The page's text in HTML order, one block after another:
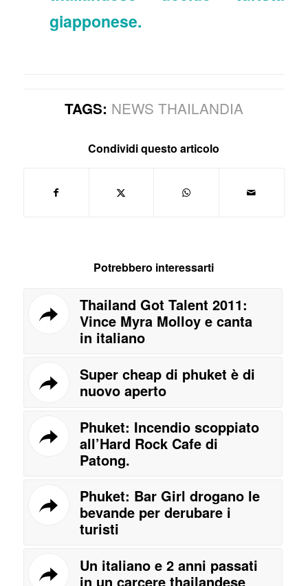
giapponese.
TAGS: NEWS THAILANDIA
Condividi questo articolo
Potrebbero interessarti
Thailand Got Talent 2011:
Vince Myra Molloy e canta
in italiano
Super cheap di phuket è di
nuovo aperto
Phuket: Incendio scoppiato
all’Hard Rock Cafe di
Patong.
Phuket: Bar Girl drogano le
bevande per derubare i
turisti
Un italiano e 2 anni passati
in un carcere thailandese